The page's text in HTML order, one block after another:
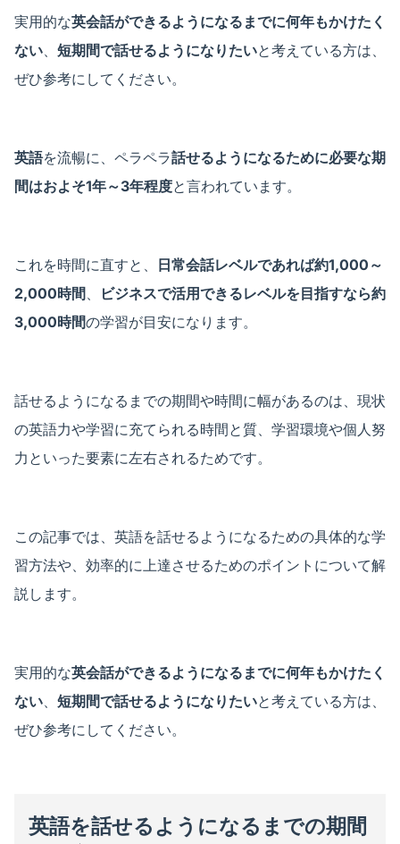
実用的な英会話ができるようになるまでに何年もかけたく
ない、 短期間で話せるようになりたいと考えている方は、
ぜひ参考にしてください。
英語を流暢に、ペラペラ話せるようになるために必要な期
間はおよそ1年～3年程度と言われています。
これを時間に直すと、
日常会話レベルであれば約1,000～
2,000時間 、
ビジネスで活用できるレベルを目指すなら約
3,000時間の学習が目安になります。
話せるようになるまでの期間や時間に幅があるのは、現状
の英語力や学習に充てられる時間と質、学習環境や個人努
力といった要素に左右されるためです。
この記事では、英語を話せるようになるための具体的な学
習方法や、効率的に上達させるためのポイントについて解
説します。
実用的な英会話ができるようになるまでに何年もかけたく
ない、 短期間で話せるようになりたいと考えている方は、
ぜひ参考にしてください。
英語を話せるようになるまでの期間